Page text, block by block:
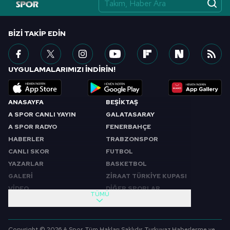
vasıtasıyla belirleyebilirsiniz. Çerezlere ilişkin detaylı bilgi
için Ayarlar butonuna tıklayabilir,Çerez Bilgilendirme
Metnimizi
ziyaret edebilirsiniz.
6698 sayılı Kişisel Verilerin Korunması Kanunu uyarınca
hazırlanmış Aydınlatma Metnimizi okumak ve sitemizde
ilgili mevzuata uygun olarak kullanılan çerezlerle ilgili bilgi
almak için lütfen
tıklayınız.
ANASAYFA
A SPOR CANLI YAYIN
A SPOR RADYO
HABERLER
CANLI SKOR
YAZARLAR
GALERİ
VİDEO
BEŞİKTAŞ
GALATASARAY
FENERBAHÇE
TRABZONSPOR
FUTBOL
BASKETBOL
ZİRAAT TÜRKİYE KUPASI
DİĞER SPORLAR
SABAH SPORU
FUTBOL
TÜMÜ
BIZI TAKIP EDIN
UYGULAMALARIMIZI İNDİRİN!